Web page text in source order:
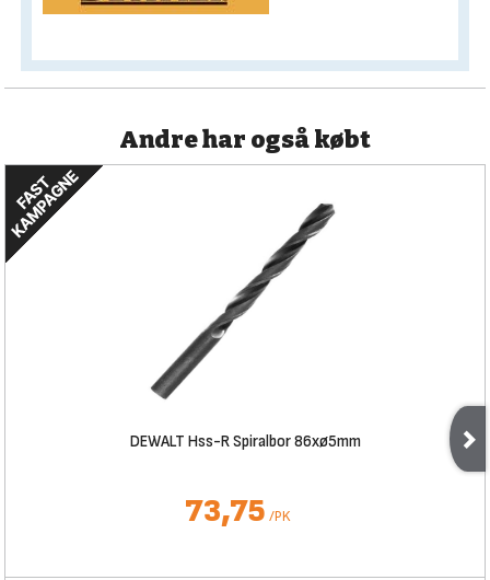
Andre har også købt
DEWALT Hss-R Spiralbor 86xø5mm
73,75 /PK